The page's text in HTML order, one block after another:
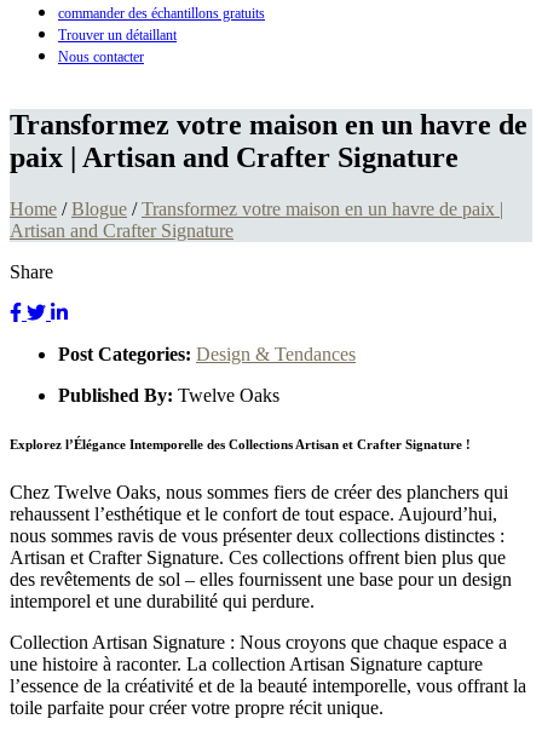
commander des échantillons gratuits
Trouver un détaillant
Nous contacter
Transformez votre maison en un havre de
paix | Artisan and Crafter Signature
Home /Blogue /Transformez votre maison en un havre de paix |
Artisan and Crafter Signature
Share
Post Categories: Design & Tendances
Published By: Twelve Oaks
Explorez l’Élégance Intemporelle des Collections Artisan et Crafter Signature !
Chez Twelve Oaks, nous sommes fiers de créer des planchers qui
rehaussent l’esthétique et le confort de tout espace. Aujourd’hui,
nous sommes ravis de vous présenter deux collections distinctes :
Artisan et Crafter Signature. Ces collections offrent bien plus que
des revêtements de sol – elles fournissent une base pour un design
intemporel et une durabilité qui perdure.
Collection Artisan Signature : Nous croyons que chaque espace a
une histoire à raconter. La collection Artisan Signature capture
l’essence de la créativité et de la beauté intemporelle, vous offrant la
toile parfaite pour créer votre propre récit unique.